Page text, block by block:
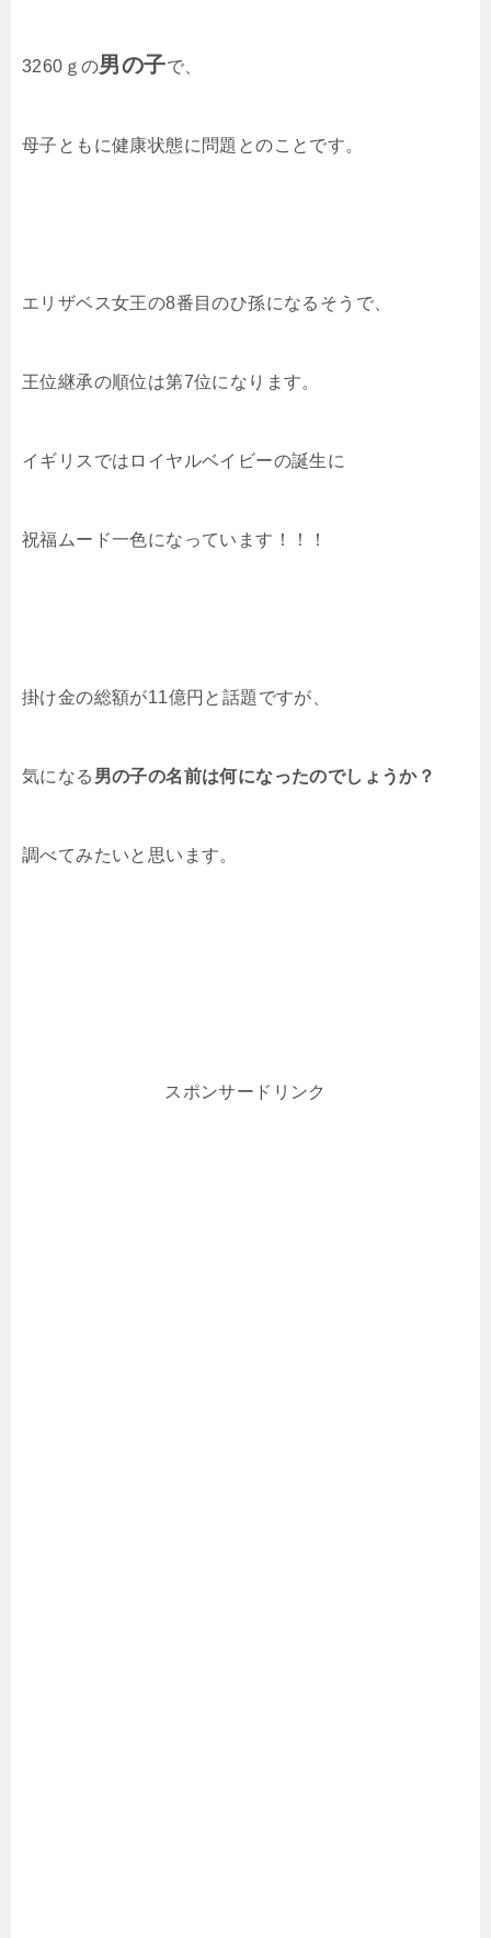
3260ｇの男の子で、
母子ともに健康状態に問題とのことです。
エリザベス女王の8番目のひ孫になるそうで、
王位継承の順位は第7位になります。
イギリスではロイヤルベイビーの誕生に
祝福ムード一色になっています！！！
掛け金の総額が11億円と話題ですが、
気になる 男の子の名前は何になったのでしょうか？
調べてみたいと思います。
スポンサードリンク